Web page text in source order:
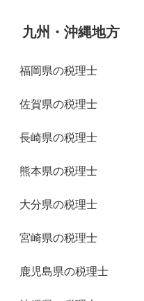
九州・沖縄地方
福岡県の税理士
佐賀県の税理士
長崎県の税理士
熊本県の税理士
大分県の税理士
宮崎県の税理士
鹿児島県の税理士